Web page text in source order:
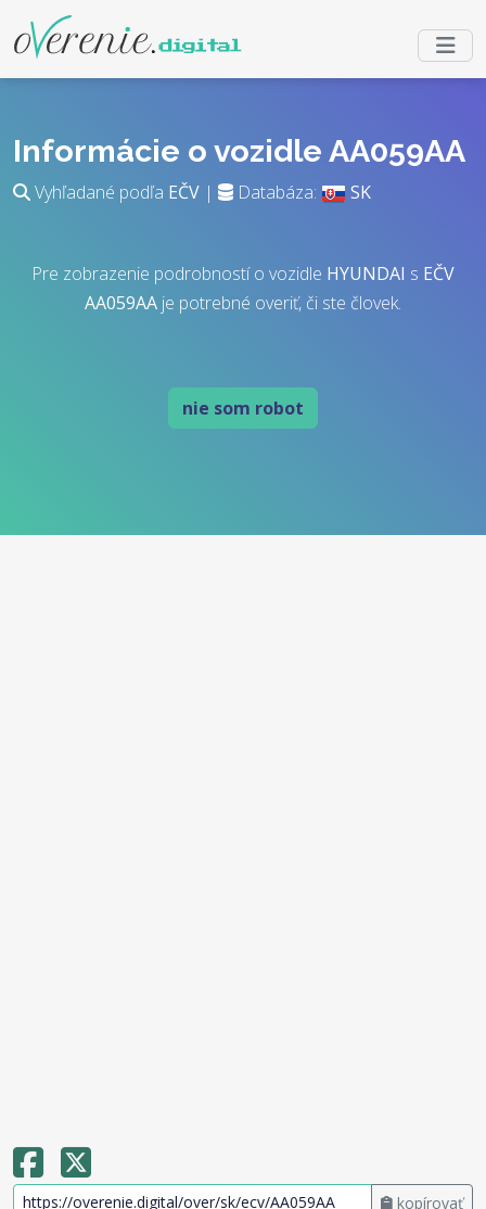
Informácie o vozidle AA059AA
Vyhľadané podľa EČV | Databáza: SK
Pre zobrazenie podrobností o vozidle HYUNDAI s EČV
AA059AA je potrebné overiť, či ste človek.
nie som robot
kopírovať